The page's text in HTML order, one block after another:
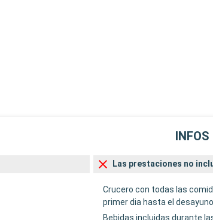
INFOS
Las prestaciones no
Crucero con todas las
primer dia hasta el
Bebidas incluidas durante